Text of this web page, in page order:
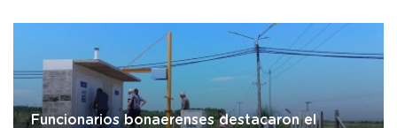
Funcionarios bonaerenses destacaron el